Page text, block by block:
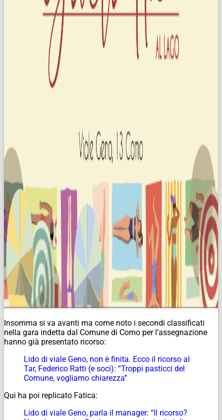
Insomma si va avanti ma come noto i secondi classificati
nella gara indetta dal Comune di Como per l’assegnazione
hanno già presentato ricorso:
Lido di viale Geno, non è finita. Ecco il ricorso al
Tar, Federico Ratti (e soci): “Troppi pasticci del
Comune, vogliamo chiarezza”
Qui ha poi replicato Fatica:
Lido di viale Geno, parla il manager: “Il ricorso?